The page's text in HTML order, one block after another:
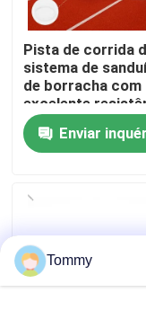
Visita à fábrica
Controle de
Contacte-nos
Notícias
Casos
Pista de corrida
sistema de
de borracha com
excelente
ao clima
Enviar
Tommy